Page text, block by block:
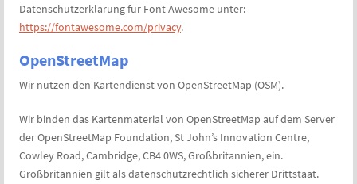
Datenschutzerklärung für Font Awesome unter:
https://fontawesome.com/privacy.
OpenStreetMap
Wir nutzen den Kartendienst von OpenStreetMap (OSM).
Wir binden das Kartenmaterial von OpenStreetMap auf dem Server
der OpenStreetMap Foundation, St John’s Innovation Centre,
Cowley Road, Cambridge, CB4 0WS, Großbritannien, ein.
Großbritannien gilt als datenschutzrechtlich sicherer Drittstaat.